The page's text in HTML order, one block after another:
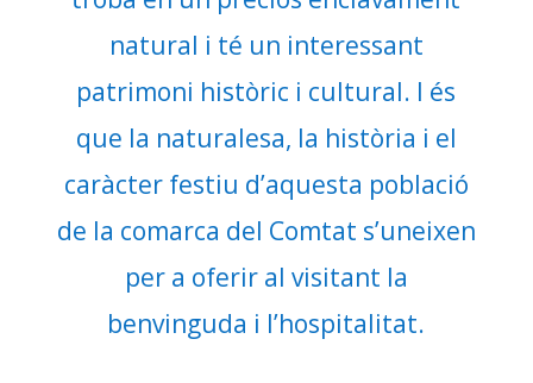
natural i té un interessant
patrimoni històric i cultural. I és
que la naturalesa, la història i el
caràcter festiu d’aquesta població
de la comarca del Comtat s’uneixen
per a oferir al visitant la
benvinguda i l’hospitalitat.